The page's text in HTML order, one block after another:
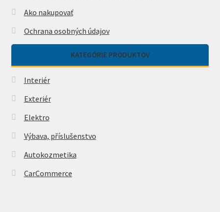
Ako nakupovať
Ochrana osobných údajov
KATEGÓRIE PRODUKTOV
Interiér
Exteriér
Elektro
Výbava, příslušenstvo
Autokozmetika
CarCommerce